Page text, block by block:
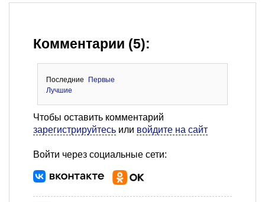
Комментарии (5):
Последние
Первые
Лучшие
Чтобы оставить комментарий
зарегистрируйтесь или войдите на сайт
Войти через социальные сети: